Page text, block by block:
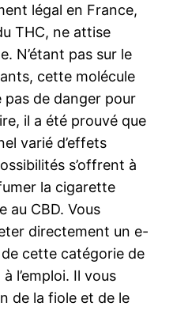
légal en France,
THC, ne attise
N’étant pas sur le
cette molécule
de danger pour
il a été prouvé que
varié d’effets
s’offrent à
la cigarette
au CBD. Vous
directement un e-
de cette catégorie de
l’emploi. Il vous
de la fiole et de le